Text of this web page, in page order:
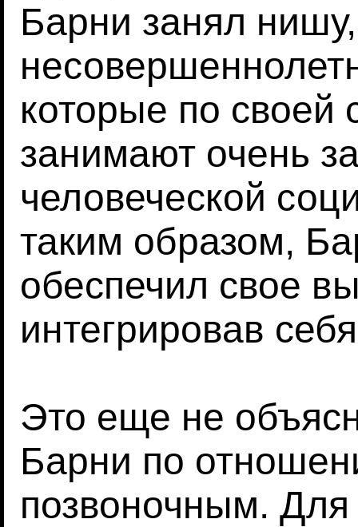
Барни занял
которые по своей
занимают очень
человеческой
таким образом,
обеспечил свое
интегрировав
Это еще не
Барни по
позвоночным. Для